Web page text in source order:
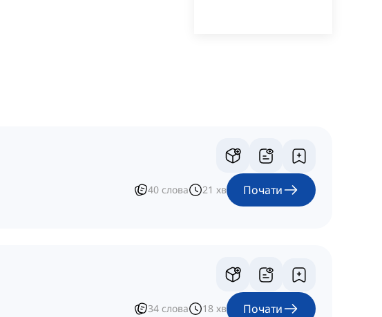
40 слова 21 хв Почати
34 слова 18 хв Почати